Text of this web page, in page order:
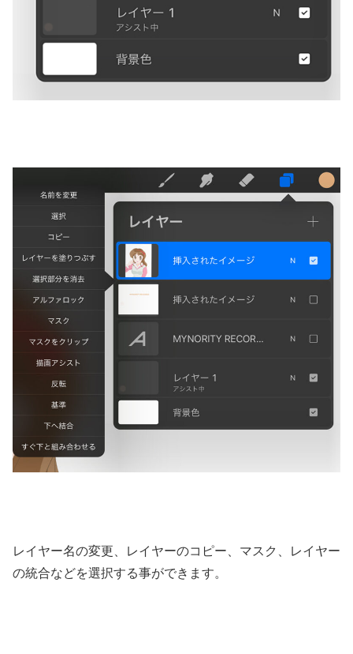
レイヤー名の変更、レイヤーのコピー、マスク、レイヤー
の統合などを選択する事ができます。